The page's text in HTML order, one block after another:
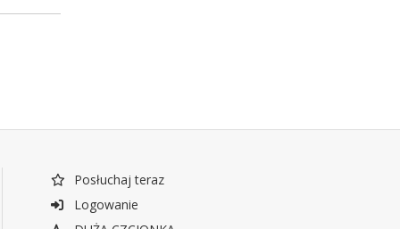
Posłuchaj teraz
Logowanie